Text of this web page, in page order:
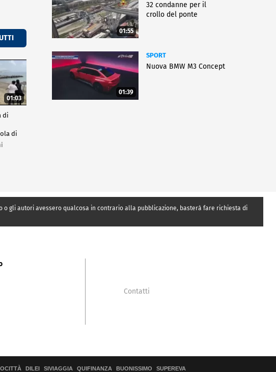
01:03
di
di
01:55
32 condanne per il
crollo del ponte
01:39
SPORT
Nuova BMW M3 Concept
gli autori avessero qualcosa in contrario alla pubblicazione, basterà fare richiesta di
Contatti
DILEI SIVIAGGIA QUIFINANZA BUONISSIMO SUPEREVA